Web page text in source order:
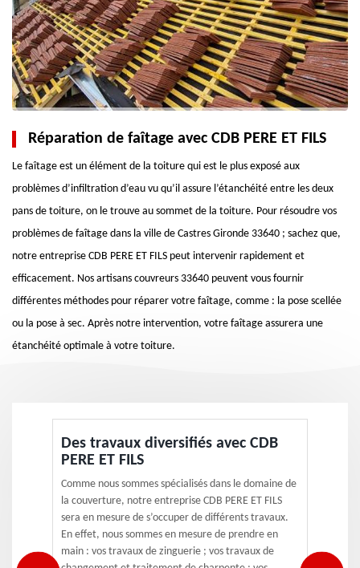
Réparation de faîtage avec CDB PERE ET FILS
Le faîtage est un élément de la toiture qui est le plus exposé aux
problèmes d’infiltration d’eau vu qu’il assure l’étanchéité entre les deux
pans de toiture, on le trouve au sommet de la toiture. Pour résoudre vos
problèmes de faîtage dans la ville de Castres Gironde 33640 ; sachez que,
notre entreprise CDB PERE ET FILS peut intervenir rapidement et
efficacement. Nos artisans couvreurs 33640 peuvent vous fournir
différentes méthodes pour réparer votre faîtage, comme : la pose scellée
ou la pose à sec. Après notre intervention, votre faîtage assurera une
étanchéité optimale à votre toiture.
Des travaux diversifiés avec CDB
PERE ET FILS
Comme nous sommes spécialisés dans le domaine de
la couverture, notre entreprise CDB PERE ET FILS
sera en mesure de s’occuper de différents travaux.
En effet, nous sommes en mesure de prendre en
main : vos travaux de zinguerie ; vos travaux de